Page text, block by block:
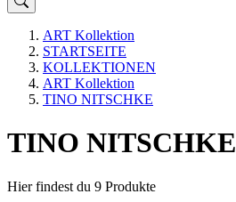
ART Kollektion
STARTSEITE
KOLLEKTIONEN
ART Kollektion
TINO NITSCHKE
TINO NITSCHKE
Hier findest du 9 Produkte